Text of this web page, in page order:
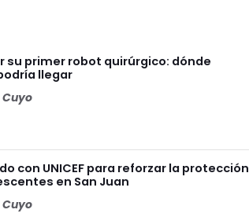
su primer robot quirúrgico: dónde
llegar
con UNICEF para reforzar la protección
en San Juan